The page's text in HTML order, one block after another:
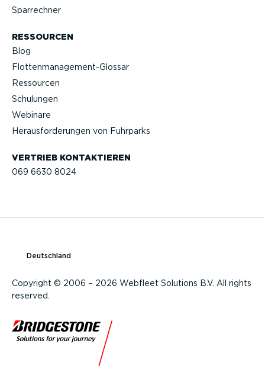
VERTRIEB KONTAK­TIEREN
069 6630 8024
Sparrechner
RESSOURCEN
Blog
Flotten­management-Glossar
Ressourcen
Schulungen
Webinare
Heraus­for­de­rungen von Fuhrparks
Copyright © 2006 – 2026 Webfleet Solutions B.V. All rights
reserved.
Deutschland